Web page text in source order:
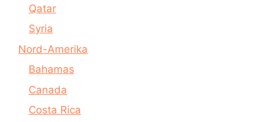
Qatar
Syria
Nord-Amerika
Bahamas
Canada
Costa Rica